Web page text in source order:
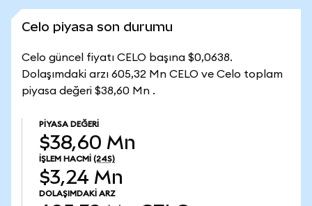
Celo piyasa son durumu
Celo güncel fiyatı CELO başına $0,0638.
Dolaşımdaki arzı 605,32 Mn CELO ve Celo toplam
piyasa değeri $38,60 Mn .
PIYASA DEĞERI
$38,60 Mn
İŞLEM HACMI (24S)
$3,24 Mn
DOLAŞIMDAKI ARZ